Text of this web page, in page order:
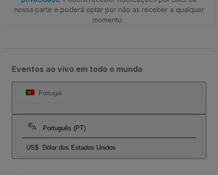
nossa parte e poderá optar por não as receber a qualquer
momento.
Eventos ao vivo em todo o mundo
Portugal
Português (PT)
US$ Dólar dos Estados Unidos